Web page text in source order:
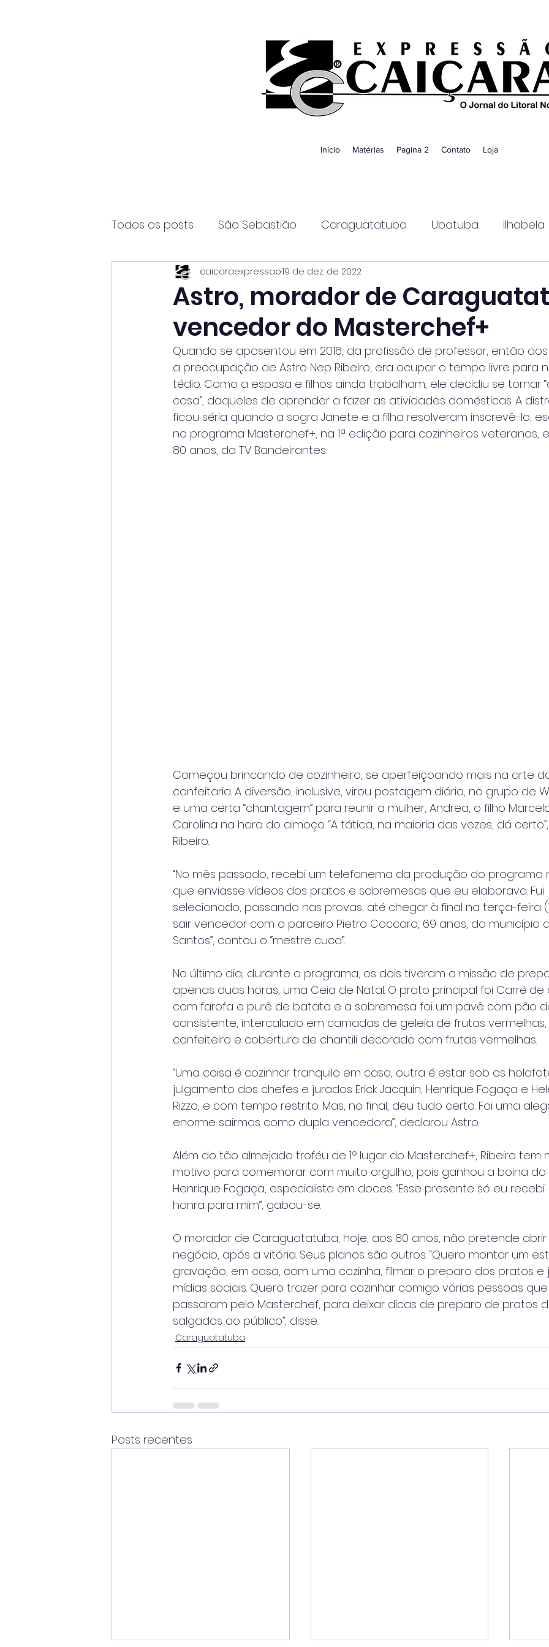
Início Matérias Pagina 2 Contato Loja
Todos os posts São Sebastião Caraguatatuba Ubatuba Ilhabela
Página2 Itanhaém Guaratinguetá
Astro, morador de
vencedor do Masterchef+
caicaraexpressao19 de dez. de 2022
Quando se aposentou em 2016, da profissão de professor, então aos
a preocupação de Astro Nep Ribeiro, era ocupar o tempo livre para
tédio. Como a esposa e filhos ainda trabalham, ele decidiu se tornar
casa”, daqueles de aprender a fazer as atividades domésticas. A
ficou séria quando a sogra Janete e a filha resolveram inscrevê-lo,
no programa Masterchef+, na 1ª edição para cozinheiros veteranos,
80 anos, da TV Bandeirantes.
Começou brincando de cozinheiro, se aperfeiçoando mais na arte
confeitaria. A diversão, inclusive, virou postagem diária, no grupo de
e uma certa “chantagem” para reunir a mulher, Andrea, o filho
Carolina na hora do almoço. “A tática, na maioria das vezes, dá
Ribeiro.
“No mês passado, recebi um telefonema da produção do programa
que enviasse vídeos dos pratos e sobremesas que eu elaborava. Fui
selecionado, passando nas provas, até chegar à final na terça-feira
sair vencedor com o parceiro Pietro Coccaro, 69 anos, do município
Santos”, contou o “mestre cuca”.
No último dia, durante o programa, os dois tiveram a missão de
apenas duas horas, uma Ceia de Natal. O prato principal foi Carré de
com farofa e purê de batata e a sobremesa foi um pavê com pão
consistente, intercalado em camadas de geleia de frutas
confeiteiro e cobertura de chantili decorado com frutas vermelhas.
“Uma coisa é cozinhar tranquilo em casa, outra é estar sob os
julgamento dos chefes e jurados Erick Jacquin, Henrique Fogaça e
Rizzo, e com tempo restrito. Mas, no final, deu tudo certo. Foi uma
enorme sairmos como dupla vencedora”, declarou Astro.
Além do tão almejado troféu de 1º lugar do Masterchef+, Ribeiro tem
motivo para comemorar com muito orgulho, pois ganhou a boina
Henrique Fogaça, especialista em doces. “Esse presente só eu recebi.
honra para mim”, gabou-se.
O morador de Caraguatatuba, hoje, aos 80 anos, não pretende abrir
negócio, após a vitória. Seus planos são outros. “Quero montar um
gravação, em casa, com uma cozinha, filmar o preparo dos pratos e
mídias sociais. Quero trazer para cozinhar comigo várias pessoas que
passaram pelo Masterchef, para deixar dicas de preparo de pratos
salgados ao público”, disse.
Caraguatatuba
Posts recentes